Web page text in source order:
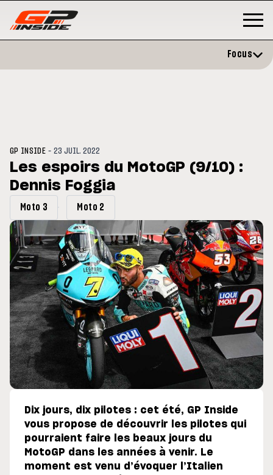
du GP de Grande-
Focus
GP INSIDE -23 JUIL. 2022
Les espoirs du MotoGP (9/10) :
Dennis Foggia
Moto 3 Moto 2
Dix jours, dix pilotes : cet été, GP Inside
vous propose de découvrir les pilotes qui
pourraient faire les beaux jours du
MotoGP dans les années à venir. Le
moment est venu d’évoquer l’Italien